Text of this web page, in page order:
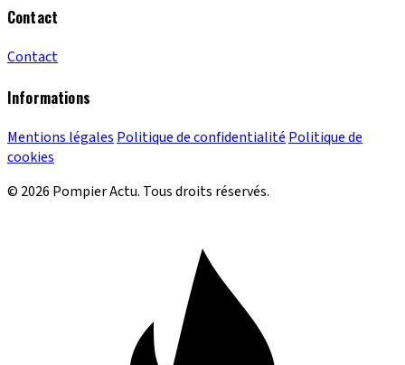
Contact
Contact
Informations
Mentions légales Politique de confidentialité Politique de
cookies
© 2026 Pompier Actu. Tous droits réservés.